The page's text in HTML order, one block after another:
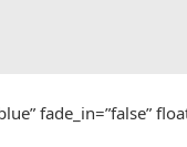
fade_in=”false”